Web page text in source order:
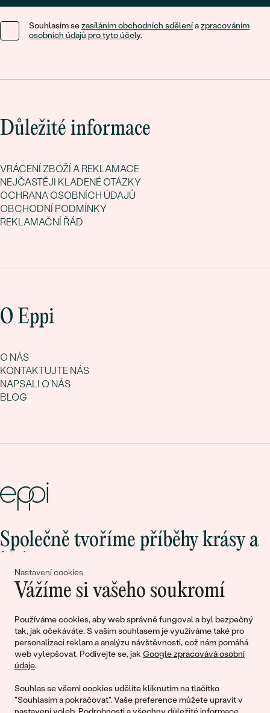
Nastavení cookies
Vážíme si vašeho soukromí
Používáme cookies, aby web správně fungoval a byl bezpečný
tak, jak očekáváte. S vaším souhlasem je využíváme také pro
personalizaci reklam a analýzu návštěvnosti, což nám pomáhá
web vylepšovat. Podívejte se, jak Google zpracovává osobní
údaje.
Souhlas se všemi cookies udělíte kliknutím na tlačítko
"Souhlasím a pokračovat". Vaše preference můžete upravit v
Souhlasím sezasíláním obchodních sděleníazpracováním
osobních údajů pro tyto účely.
Důležité informace
VRÁCENÍ ZBOŽÍ A REKLAMACE
NEJČASTĚJI KLADENÉ OTÁZKY
OCHRANA OSOBNÍCH ÚDAJŮ
OBCHODNÍ PODMÍNKY
REKLAMAČNÍ ŘÁD
O Eppi
O NÁS
KONTAKTUJTE NÁS
NAPSALI O NÁS
BLOG
Společně tvoříme příběhy krásy a
Připojte se k nám!